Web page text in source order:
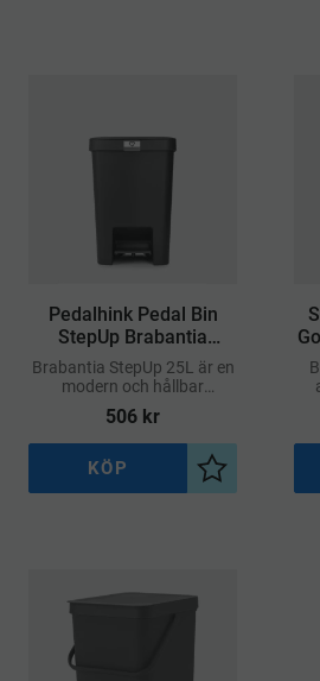
​Pedalhink Pedal Bin
StepUp Brabantia
Mörkgrå 25L
Brabantia StepUp 25L är en
modern och hållbar
pedalhink i mörkgrå färg –
perfekt för hushåll som
värdesätter både funktion
och miljö
506 kr
Lägg till i
KÖP